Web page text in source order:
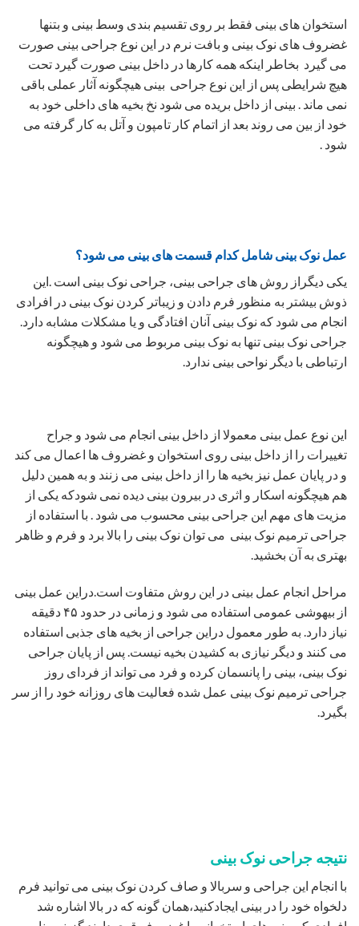
استخوان های بینی فقط بر روی تقسیم بندی وسط بینی و بتنها
غضروف های نوک بینی و بافت نرم در این نوع جراحی بینی صورت
می گیرد بخاطر اینکه همه کارها در داخل بینی صورت گیرد تحت
هیچ شرایطی پس از این نوع جراحی بینی هیچگونه آثار عملی باقی
نمی ماند . بینی از داخل بریده می شود نخ بخیه های داخلی خود به
خود از بین می روند بعد از اتمام کار تامپون و آتل به کار گرفته می
شود .
عمل نوک بینی شامل کدام قسمت های بینی می شود؟
یکی دیگراز روش های جراحی بینی، جراحی نوک بینی است .این
ذوش بیشتر به منظور فرم دادن و زیباتر کردن نوک بینی در افرادی
انجام می شود که نوک بینی آنان افتادگی و یا مشکلات مشابه دارد.
جراحی نوک بینی تنها به نوک بینی مربوط می شود و هیچگونه
ارتباطی با دیگر نواحی بینی ندارد.
این نوع عمل بینی معمولا از داخل بینی انجام می شود و جراح
تغییرات را از داخل بینی روی استخوان و غضروف ها اعمال می کند
و در پایان عمل نیز بخیه ها را از داخل بینی می زنند و به همین دلیل
هم هیچگونه اسکار و اثری در بیرون بینی دیده نمی شودکه یکی از
مزیت های مهم این جراحی بینی محسوب می شود . با استفاده از
جراحی ترمیم نوک بینی می توان نوک بینی را بالا برد و فرم و ظاهر
بهتری به آن بخشید.
مراحل انجام عمل بینی در این روش متفاوت است.دراین عمل بینی
از بیهوشی عمومی استفاده می شود و زمانی در حدود ۴۵ دقیقه
نیاز دارد. به طور معمول دراین جراحی از بخیه های جذبی استفاده
می کنند و دیگر نیازی به کشیدن بخیه نیست. پس از پایان جراحی
نوک بینی، بینی را پانسمان کرده و فرد می تواند از فردای روز
جراحی ترمیم نوک بینی عمل شده فعالیت های روزانه خود را از سر
بگیرد.
نتیجه جراحی نوک بینی
با انجام این جراحی و سربالا و صاف کردن نوک بینی می توانید فرم
دلخواه خود را در بینی ایجادکنید،همان گونه که در بالا اشاره شد